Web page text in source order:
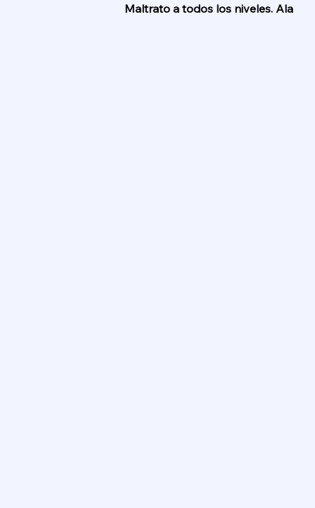
Maltrato a todos los niveles. Ala